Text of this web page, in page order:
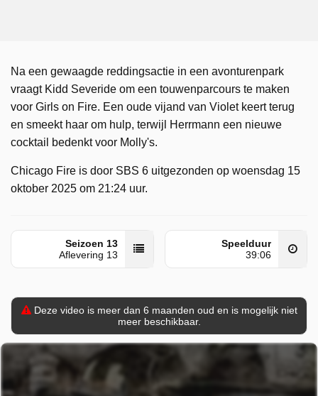
Na een gewaagde reddingsactie in een avonturenpark
vraagt ​​Kidd Severide om een ​​touwenparcours te maken
voor Girls on Fire. Een oude vijand van Violet keert terug
en smeekt haar om hulp, terwijl Herrmann een nieuwe
cocktail bedenkt voor Molly's.
Chicago Fire is door SBS 6 uitgezonden op woensdag 15
oktober 2025 om 21:24 uur.
Seizoen 13
Aflevering 13
Speelduur
39:06
Deze video is meer dan 6 maanden oud en is mogelijk niet
meer beschikbaar.